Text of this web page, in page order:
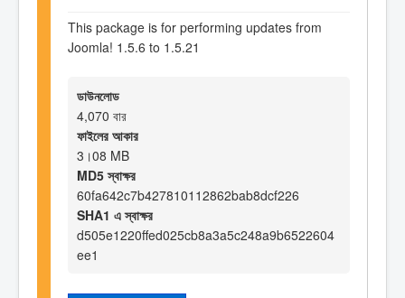
This package is for performing updates from
Joomla! 1.5.6 to 1.5.21
ডাউনলোড
4,070 বার
ফাইলের আকার
3।08 MB
MD5 স্বাক্ষর
60fa642c7b427810112862bab8dcf226
SHA1 এ স্বাক্ষর
d505e1220ffed025cb8a3a5c248a9b6522604
ee1